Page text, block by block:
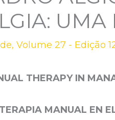
UMA
,Volume 27 - Edição
THERAPY IN
MANUAL EN